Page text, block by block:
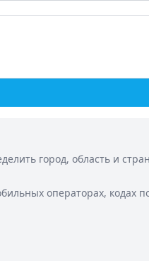
город, область и
операторах, кодах